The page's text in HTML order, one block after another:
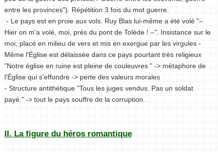
entre les provinces"). Répétition 3 fois du mot guerre.
- Le pays est en proie aux vols. Ruy Blas lui-même a été volé "–
Hier on m'a volé, moi, près du pont de Tolède ! –". Insistance sur le
moi, placé en milieu de vers et mis en exergue par les virgules -
Même l'Église est délaissée dans ce pays pourtant très religieux
"Notre église en ruine est pleine de couleuvres " -> métaphore de
l'Église qui s'effondre -> perte des valeurs morales
- Structure antithétique "Tous les juges vendus. Pas un soldat
payé." -> tout le pays souffre de la corruption.
II. La figure du héros romantique